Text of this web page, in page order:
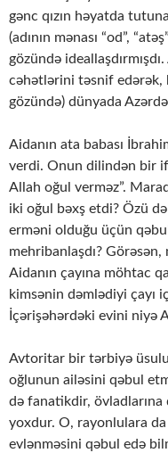
gənc qızın həyatda
(adının mənası “od”,
gözündə
cəhətlərini təsnif edərək,
gözündə) dünyada
Aidanın ata babası
verdi. Onun dilindən bir
Allah oğul verməz”.
iki oğul bəxş etdi? Özü
erməni olduğu üçün
mehribanlaşdı?
Aidanın çayına möhtac
kimsənin dəmlədiyi çayı
İçərişəhərdəki evini niyə
Avtoritar bir tərbiyə
oğlunun ailəsini qəbul
də fanatikdir,
yoxdur. O, rayonlulara da
evlənməsini qəbul edə